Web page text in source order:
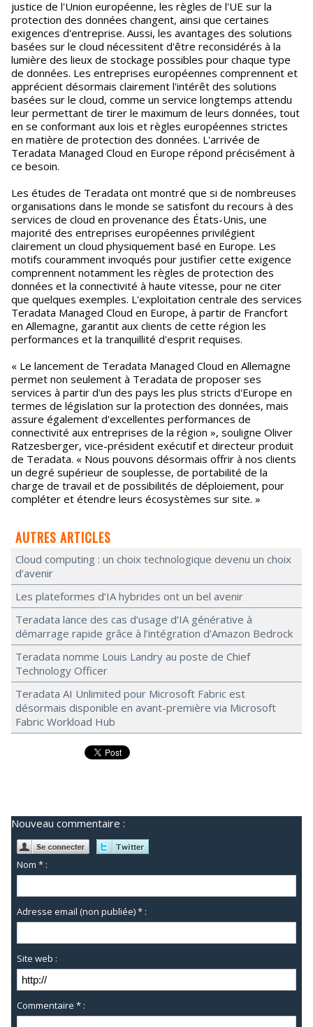
justice de l'Union européenne, les règles de l'UE sur la
protection des données changent, ainsi que certaines
exigences d'entreprise. Aussi, les avantages des solutions
basées sur le cloud nécessitent d'être reconsidérés à la
lumière des lieux de stockage possibles pour chaque type
de données. Les entreprises européennes comprennent et
apprécient désormais clairement l'intérêt des solutions
basées sur le cloud, comme un service longtemps attendu
leur permettant de tirer le maximum de leurs données, tout
en se conformant aux lois et règles européennes strictes
en matière de protection des données. L'arrivée de
Teradata Managed Cloud en Europe répond précisément à
ce besoin.
Les études de Teradata ont montré que si de nombreuses
organisations dans le monde se satisfont du recours à des
services de cloud en provenance des États-Unis, une
majorité des entreprises européennes privilégient
clairement un cloud physiquement basé en Europe. Les
motifs couramment invoqués pour justifier cette exigence
comprennent notamment les règles de protection des
données et la connectivité à haute vitesse, pour ne citer
que quelques exemples. L'exploitation centrale des services
Teradata Managed Cloud en Europe, à partir de Francfort
en Allemagne, garantit aux clients de cette région les
performances et la tranquillité d'esprit requises.
« Le lancement de Teradata Managed Cloud en Allemagne
permet non seulement à Teradata de proposer ses
services à partir d'un des pays les plus stricts d'Europe en
termes de législation sur la protection des données, mais
assure également d'excellentes performances de
connectivité aux entreprises de la région », souligne Oliver
Ratzesberger, vice-président exécutif et directeur produit
de Teradata. « Nous pouvons désormais offrir à nos clients
un degré supérieur de souplesse, de portabilité de la
charge de travail et de possibilités de déploiement, pour
compléter et étendre leurs écosystèmes sur site. »
AUTRES ARTICLES
Cloud computing : un choix technologique devenu un choix
d’avenir
Les plateformes d’IA hybrides ont un bel avenir
Teradata lance des cas d’usage d’IA générative à
démarrage rapide grâce à l’intégration d’Amazon Bedrock
Teradata nomme Louis Landry au poste de Chief
Technology Officer
Teradata AI Unlimited pour Microsoft Fabric est
désormais disponible en avant-première via Microsoft
Fabric Workload Hub
Nouveau commentaire :
Nom * :
Adresse email (non publiée) * :
Site web :
Commentaire * :